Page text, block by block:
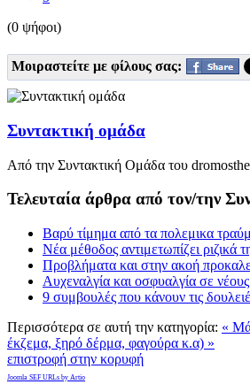
(0 ψήφοι)
Μοιραστείτε με φίλους σας:
Συντακτική ομάδα
Από την Συντακτική Ομάδα του
Τελευταία άρθρα από τον/την
Βαρύ τίμημα από τα πολεμικα
Νέα μέθοδος αντιμετωπίζει ριζικά
Προβλήματα και στην ακοή
Αυχεναλγία και οσφυαλγία σε
9 συμβουλές που κάνουν τις
Περισσότερα σε αυτή την κατηγορία: «
έκζεμα, ξηρό δέρμα, φαγούρα κ.α) »
επιστροφή στην κορυφή
Joomla SEF URLs by Artio